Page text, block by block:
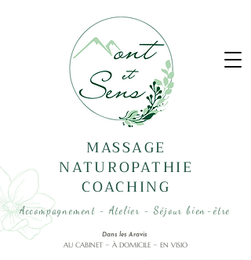
MASSAGE
NATUROPATHIE
COACHING
Accompagnement - Atelier - Séjour bien-être
Dans les Aravis
AU CABINET ~ À DOMICILE ~ EN VISIO